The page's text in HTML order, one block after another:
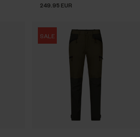
249.95 EUR
SALE